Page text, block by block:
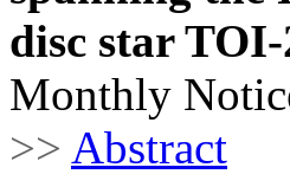
disc star TOI-
Monthly
>> Abstract